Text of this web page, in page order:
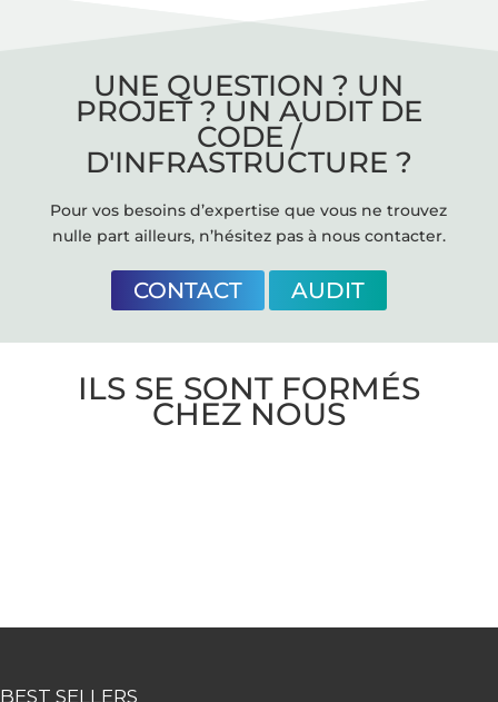
UNE QUESTION ? UN
PROJET ? UN AUDIT DE
CODE /
D'INFRASTRUCTURE ?
Pour vos besoins d’expertise que vous ne trouvez
nulle part ailleurs, n’hésitez pas à nous contacter.
CONTACT AUDIT
ILS SE SONT FORMÉS
CHEZ NOUS
BEST SELLERS